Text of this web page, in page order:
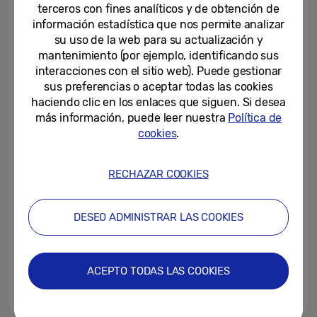
para el desarrollo del...
Samsung presenta Galaxy
Portals, el nuevo reto de Fortnite
para la comunidad de España...
08-02-2024
accesorios “Diseñado para...
05-01-2024
ayudar a los jugadores a...
terceros con fines analíticos y de obtención de
información estadística que nos permite analizar
su uso de la web para su actualización y
mantenimiento (por ejemplo, identificando sus
interacciones con el sitio web). Puede gestionar
sus preferencias o aceptar todas las cookies
haciendo clic en los enlaces que siguen. Si desea
más información, puede leer nuestra Política de
cookies.
RECHAZAR COOKIES
DESEO ADMINISTRAR LAS COOKIES
ACEPTO TODAS LAS COOKIES